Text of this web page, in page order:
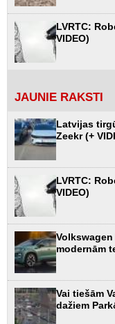
LVRTC:
VIDEO)
JAUNIE RAKSTI
Latvijas
Zeekr (+
LVRTC:
VIDEO)
modernām
Vai tiešām
dažiem